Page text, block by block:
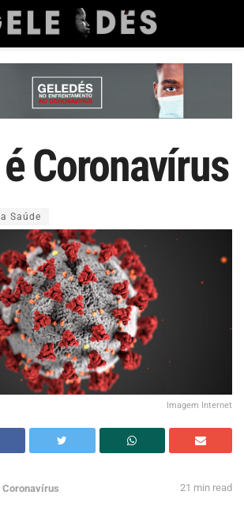
Coronavírus
Saúde
Imagem Internet
Coronavírus 21 min read